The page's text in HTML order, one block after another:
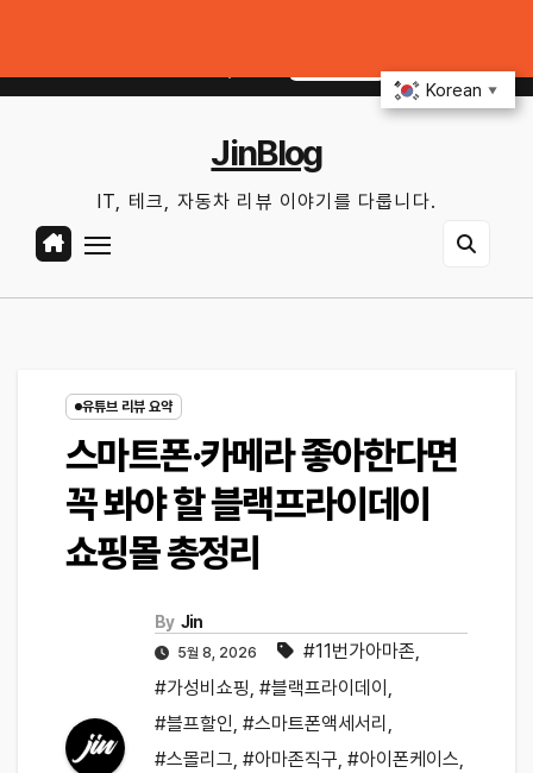
4:26:33 PM
JinBlog
IT, 테크, 자동차 리뷰 이야기를 다룹니다.
유튜브 리뷰 요약
스마트폰·카메라 좋아한다면
꼭 봐야 할 블랙프라이데이
쇼핑몰 총정리
By Jin
5월 8, 2026 #11번가아마존,
#가성비쇼핑, #블랙프라이데이 ,
#블프할인, #스마트폰액세서리 ,
#스몰리그, #아마존직구, #아이폰케이스,
Korean ▼